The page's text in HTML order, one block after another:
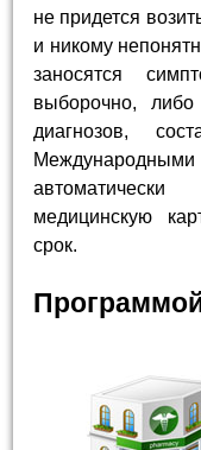
не придется
и никому
заносятся
выборочно,
диагнозов,
Международными
медицинскую
срок.